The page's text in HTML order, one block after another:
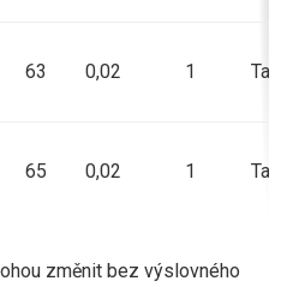
63 0,02 1
65 0,02 1
změnit bez výslovného